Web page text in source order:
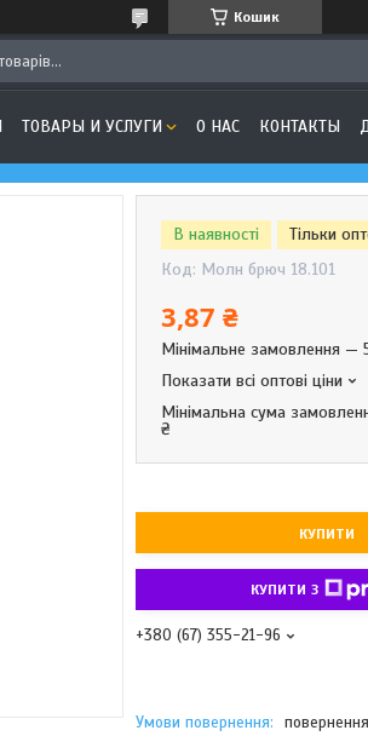
Кошик
ТОВАРЫ И УСЛУГИ О НАС КОНТАКТЫ
В наявності
Тільки
Код: Молн брюч 18.101
3,87 ₴
Мінімальне замовлення —
Показати всі оптові ціни
Мінімальна сума
₴
КУПИТИ
КУПИТИ З
+380 (67) 355-21-96